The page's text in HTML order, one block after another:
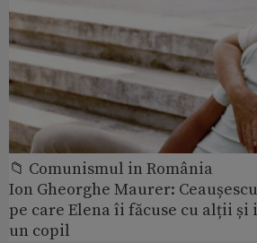
📁 Comunismul in România
Ion Gheorghe Maurer:
pe care Elena îi făcuse cu alții și
un copil